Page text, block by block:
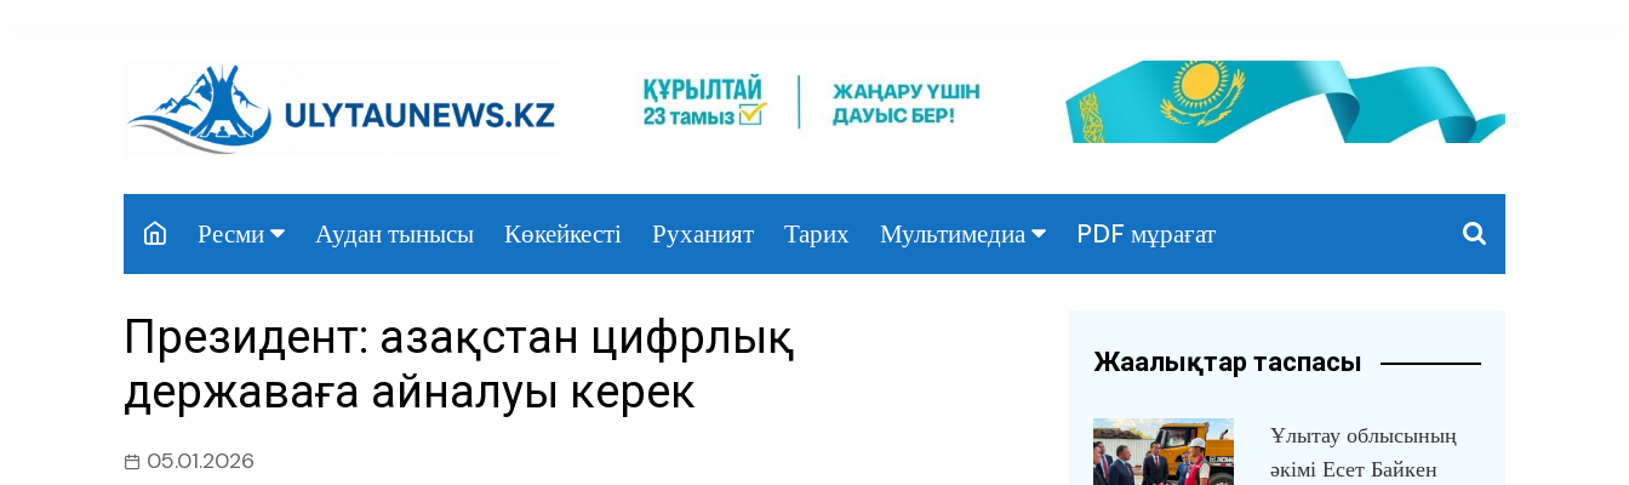
Ресми
Үкімет
Парламент
Облыс әкімдігі
Аудан тынысы Көкейкесті Руханият Тарих Мультимедиа PDF мұрағат
Президент: Қазақстан цифрлық
державаға айналуы керек
05.01.2026
Жаңалықтар таспасы
Ұлытау облысының
әкімі Есет Байкен